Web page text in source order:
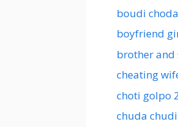
boudi
boyfriend
brother and
cheating
choti golpo
chuda